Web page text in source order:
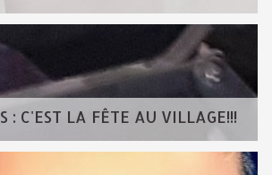
: C'EST LA FÊTE AU VILLAGE!!!